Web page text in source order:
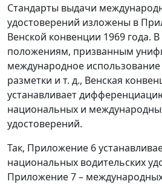
Стандарты выдачи
удостоверений изложены в
Венской конвенции 1969 года.
положениям, призванным
международное
разметки и т. д., Венская
устанавливает
национальных и
удостоверений.
Так, Приложение 6
национальных водительских
Приложение 7 –